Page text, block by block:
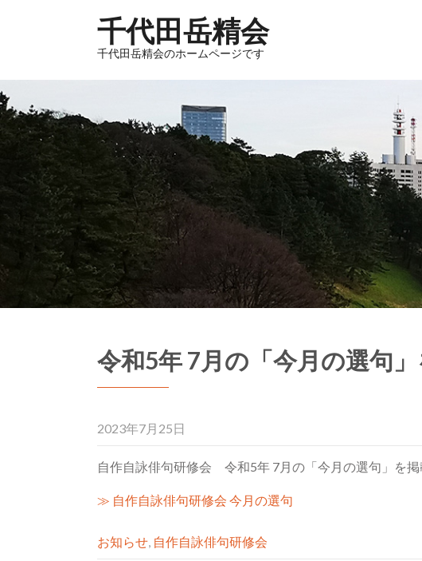
千代田岳精会
千代田岳精会のホームページです
令和5年 7月の「今月の選句
2023年7月25日
自作自詠俳句研修会 令和5年 7月の「今月の選句」を掲
≫ 自作自詠俳句研修会 今月の選句
お知らせ, 自作自詠俳句研修会